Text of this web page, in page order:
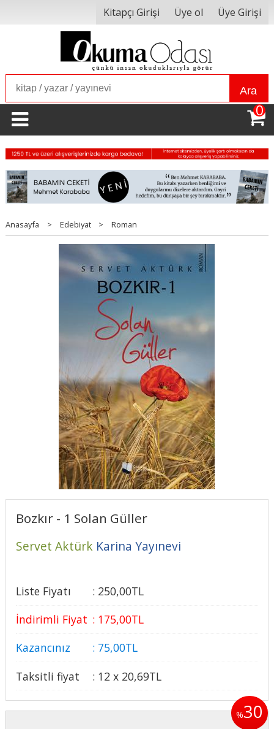
Kitapçı Girişi Üye ol Üye Girişi
Ara
0
Anasayfa > Edebiyat > Roman
Bozkır - 1 Solan Güller
Servet Aktürk Karina Yayınevi
Liste Fiyatı : 250,00TL
İndirimli Fiyat : 175,00TL
Kazancınız
: 75,00TL
Taksitli fiyat
: 12 x 20,69TL
%30